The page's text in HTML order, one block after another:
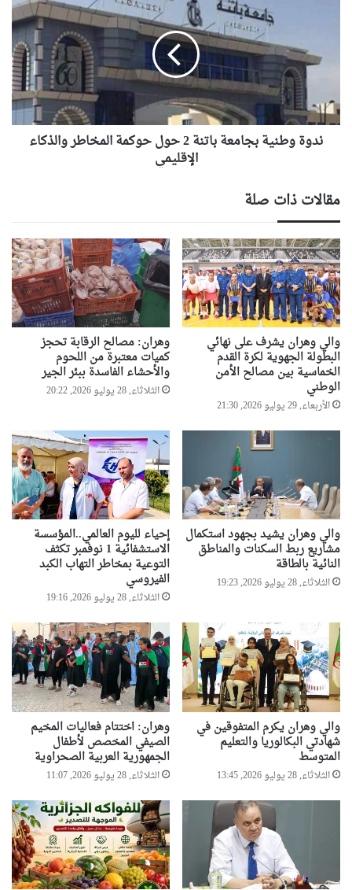
المخاطر
والذكاء
الإقليمي
ندوة وطنية بجامعة باتنة 2 حول حوكمة المخاطر والذكاء
الإقليمي
مقالات ذات صلة
والي وهران يشرف على نهائي
البطولة الجهوية لكرة القدم
الخماسية بين مصالح الأمن
الوطني
الأربعاء, 29 يوليو 2026, 21:30
وهران: مصالح الرقابة تحجز
كميات معتبرة من اللحوم
والأحشاء الفاسدة ببئر الجير
الثلاثاء, 28 يوليو 2026, 20:22
والي وهران يشيد بجهود استكمال
مشاريع ربط السكنات والمناطق
النائية بالطاقة
الثلاثاء, 28 يوليو 2026, 19:23
إحياء لليوم العالمي..المؤسسة
الاستشفائية 1 نوفمبر تكثف
التوعية بمخاطر التهاب الكبد
الفيروسي
الثلاثاء, 28 يوليو 2026, 19:16
والي وهران يكرم المتفوقين في
شهادتي البكالوريا والتعليم
المتوسط
الثلاثاء, 28 يوليو 2026, 13:45
وهران: اختتام فعاليات المخيم
الصيفي المخصص لأطفال
الجمهورية العربية الصحراوية
الثلاثاء, 28 يوليو 2026, 11:07